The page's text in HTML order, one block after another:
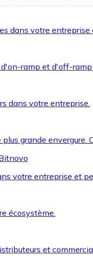
dans votre
ramp et d'off-
dans votre entreprise.
grande
votre entreprise et
écosystème.
et